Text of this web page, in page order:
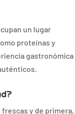
un lugar
proteínas y
gastronómica
y de primera,